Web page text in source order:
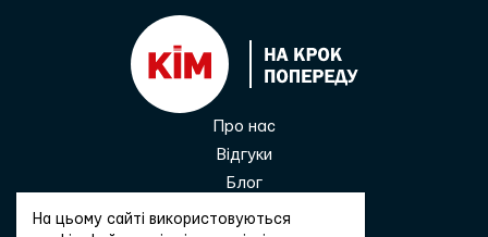
Про нас
Відгуки
Блог
Контакти
На цьому сайті використовуються